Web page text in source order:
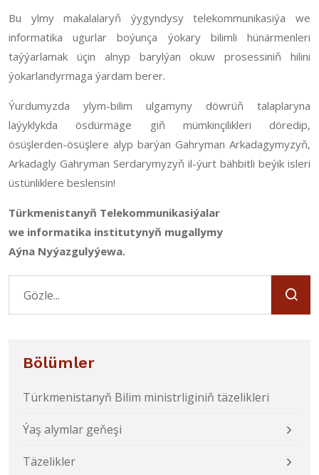
Bu ylmy makalalaryň ýygyndysy telekommunikasiýa we
informatika ugurlar boýunça ýokary bilimli hünärmenleri
taýýarlamak üçin alnyp barylýan okuw prosessiniň hilini
ýokarlandyrmaga ýardam berer.
Ýurdumyzda ylym-bilim ulgamyny döwrüň talaplaryna
laýyklykda ösdürmäge giň mümkinçilikleri döredip,
ösüşlerden-ösüşlere alyp barýan Gahryman Arkadagymyzyň,
Arkadagly Gahryman Serdarymyzyň il-ýurt bähbitli beýik isleri
üstünliklere beslensin!
Türkmenistanyň Telekommunikasiýalar
we informatika institutynyň mugallymy
Aýna Nyýazgulyýewa.
Bölümler
Türkmenistanyň Bilim ministrliginiň täzelikleri
Ýaş alymlar geňeşi
Täzelikler